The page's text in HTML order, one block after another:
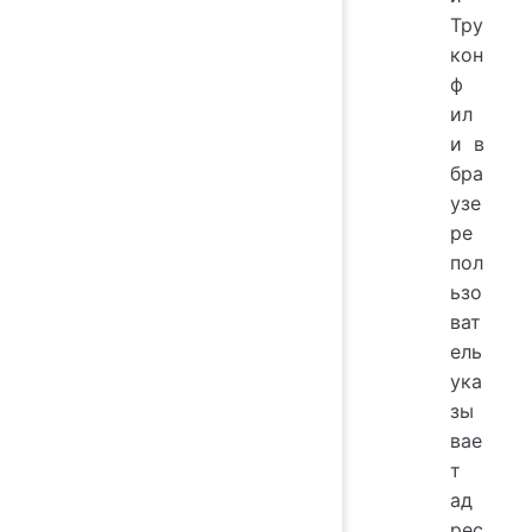
Тру
кон
ф
ил
и в
бра
узе
ре
пол
ьзо
ват
ель
ука
зы
вае
т
ад